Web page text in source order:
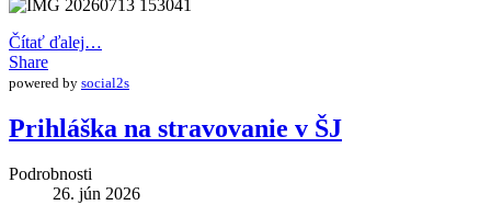
Čítať ďalej…
Share
powered by social2s
Prihláška na stravovanie v ŠJ
Podrobnosti
26. jún 2026